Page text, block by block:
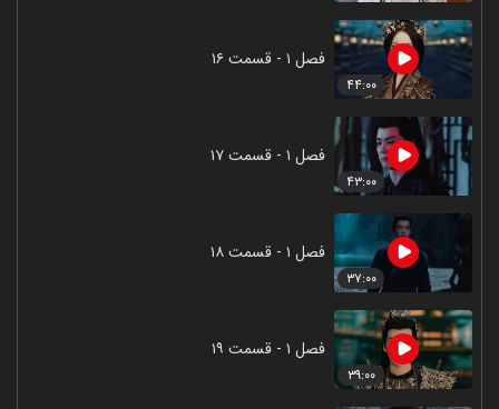
۴۴:۰۰
فصل ۱ - قسمت ۱۶
۴۳:۰۰
فصل ۱ - قسمت ۱۷
۳۷:۰۰
فصل ۱ - قسمت ۱۸
۳۹:۰۰
فصل ۱ - قسمت ۱۹